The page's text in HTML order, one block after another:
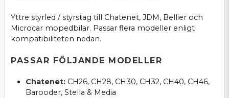
Yttre styrled / styrstag till Chatenet, JDM, Bellier och
Microcar mopedbilar. Passar flera modeller enligt
kompatibiliteten nedan.
PASSAR FÖLJANDE MODELLER
Chatenet:CH26, CH28, CH30, CH32, CH40, CH46,
Barooder, Stella & Media